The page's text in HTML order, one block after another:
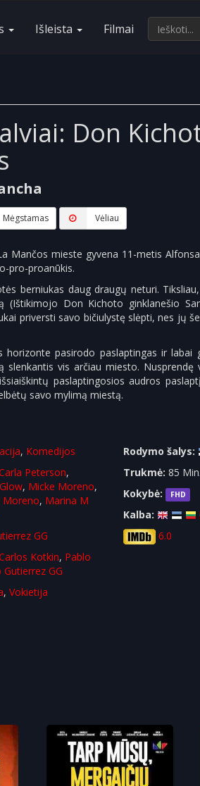
Išleista Filmai
Don
Mėgstamas Vėliau
Mančos mieste gyvena 11-metis
pro-proanūkis.
berniukas daug draugų neturi.
(Ištikimojo Don Kichoto ginklanešio
priversti savo bičiulystę slėpti, nes jų
horizonte pasirodo paslaptingas ir labai
slenkantis vis arčiau miesto. Nusprendę
paslaptingosios audros
savo mylimą miestą.
, Komedijos
Peterson,
, Micke Moreno,
, Marina M
GG
Kotkin, Pablo
Gutierrez GG
,Vokietija
Rodymo šalys:
Trukmė: 85 Min.
Kokybė:
FHD
Kalba:
6.0